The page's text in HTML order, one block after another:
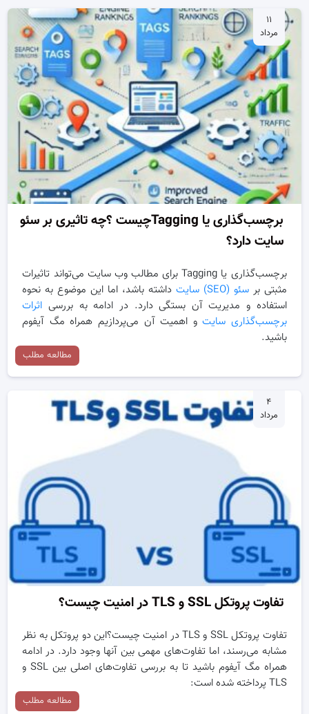
۱۱
مرداد
برچسب‌گذاری یا Taggingچیست ؟چه تاثیری بر سئو
سایت دارد؟
برچسب‌گذاری یا Tagging برای مطالب وب سایت می‌تواند تاثیرات
مثبتی برسئو (SEO) سایت
داشته باشد، اما این موضوع به نحوه
استفاده و مدیریت آن بستگی دارد. در ادامه به بررسی اثرات
برچسب‌گذاری سایتو اهمیت آن می‌پردازیم همراه مگ آیفوم
باشید.
مطالعه مطلب
۴
مرداد
تفاوت پروتکل SSL و TLS در امنیت چیست؟
تفاوت پروتکل SSL و TLS در امنیت چیست؟این دو پروتکل به نظر
مشابه می‌رسند، اما تفاوت‌های مهمی بین آنها وجود دارد. در ادامه
همراه مگ آیفوم باشید تا به بررسی تفاوت‌های اصلی بین SSL و
TLS پرداخته شده است:
مطالعه مطلب